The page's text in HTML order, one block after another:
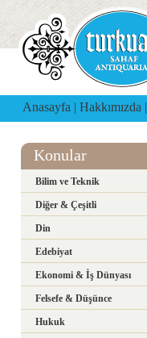
Anasayfa | Hakkımızda |
Konular
Bilim ve Teknik
Diğer & Çeşitli
Din
Edebiyat
Ekonomi & İş Dünyası
Felsefe & Düşünce
Hukuk